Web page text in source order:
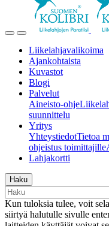
Liikelahjavalikoima
Ajankohtaista
Kuvastot
Blogi
Palvelut
Aineisto-ohje
suunnittelu
Yritys
YhteystiedotTietoa
ohjeistus toimittajille
Lahjakortti
Haku
Kun tuloksia tulee, voit
siirtyä halutulle sivulle